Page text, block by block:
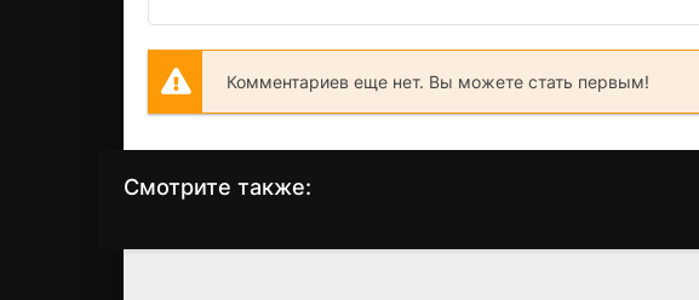
Комментариев еще нет. Вы можете стать первым!
Смотрите также:
Багз и Даффи:
Луни Тюнз. Ну, с
Безумный,